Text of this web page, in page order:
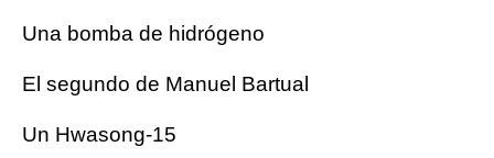
Una bomba de hidrógeno
El segundo de Manuel Bartual
Un Hwasong-15